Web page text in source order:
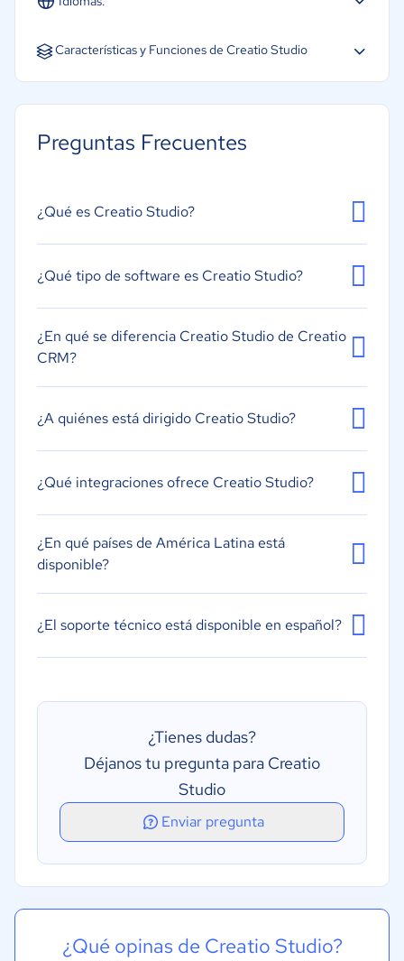
Español Inglés Portugués
Características y Funciones de Creatio Studio
Creación de informes/análisis
Desarrollo de software
Herramientas de colaboración
Preguntas Frecuentes
¿Qué es Creatio Studio?
¿Qué tipo de software es Creatio Studio?
¿En qué se diferencia Creatio Studio de Creatio
CRM?
¿A quiénes está dirigido Creatio Studio?
¿Qué integraciones ofrece Creatio Studio?
¿En qué países de América Latina está
disponible?
¿El soporte técnico está disponible en español?
¿Tienes dudas?
Déjanos tu pregunta para Creatio
Studio
Enviar pregunta
¿Qué opinas de Creatio Studio?